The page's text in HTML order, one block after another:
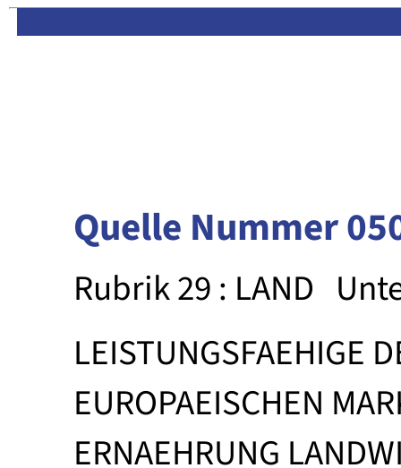
Quelle Nummer
Rubrik 29 : LAND
LEISTUNGSFAEHIGE
EUROPAEISCHEN
ERNAEHRUNG